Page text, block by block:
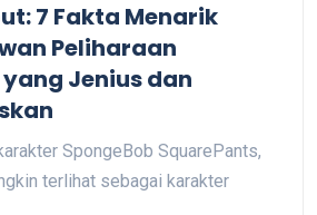
7 Fakta Menarik
Peliharaan
Jenius dan
SpongeBob SquarePants,
terlihat sebagai karakter